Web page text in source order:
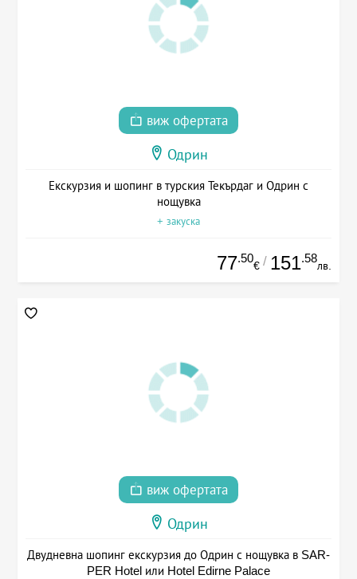
виж офертата
Одрин
Екскурзия и шопинг в турския Текърдаг и Одрин с
нощувка
+ закуска
77.50
€ / 151.58
лв.
виж офертата
Одрин
Двудневна шопинг екскурзия до Одрин с нощувка в SAR-
PER Hotel или Hotel Edirne Palace